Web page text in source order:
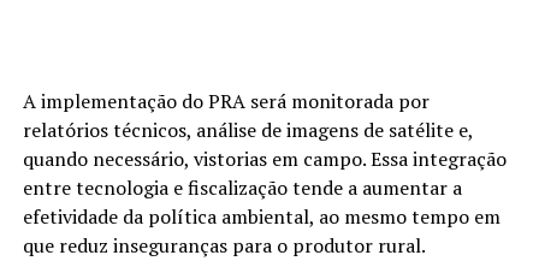
A implementação do PRA será monitorada por
relatórios técnicos, análise de imagens de satélite e,
quando necessário, vistorias em campo. Essa integração
entre tecnologia e fiscalização tende a aumentar a
efetividade da política ambiental, ao mesmo tempo em
que reduz inseguranças para o produtor rural.